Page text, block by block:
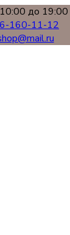
до 19:00
160-11-12